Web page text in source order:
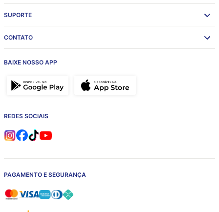
SUPORTE
CONTATO
BAIXE NOSSO APP
REDES SOCIAIS
PAGAMENTO E SEGURANÇA